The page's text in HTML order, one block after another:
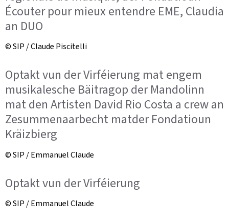
Écouter pour mieux entendre EME, Claudia
an DUO
© SIP / Claude Piscitelli
Optakt vun der Virféierung mat engem
musikalesche Bäitragop der Mandolinn
mat den Artisten David Rio Costa a crew an
Zesummenaarbecht matder Fondatioun
Kräizbierg
© SIP / Emmanuel Claude
Optakt vun der Virféierung
© SIP / Emmanuel Claude